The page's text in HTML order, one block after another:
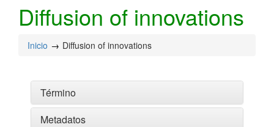
Diffusion of innovations
Inicio Diffusion of innovations
Término
Metadatos